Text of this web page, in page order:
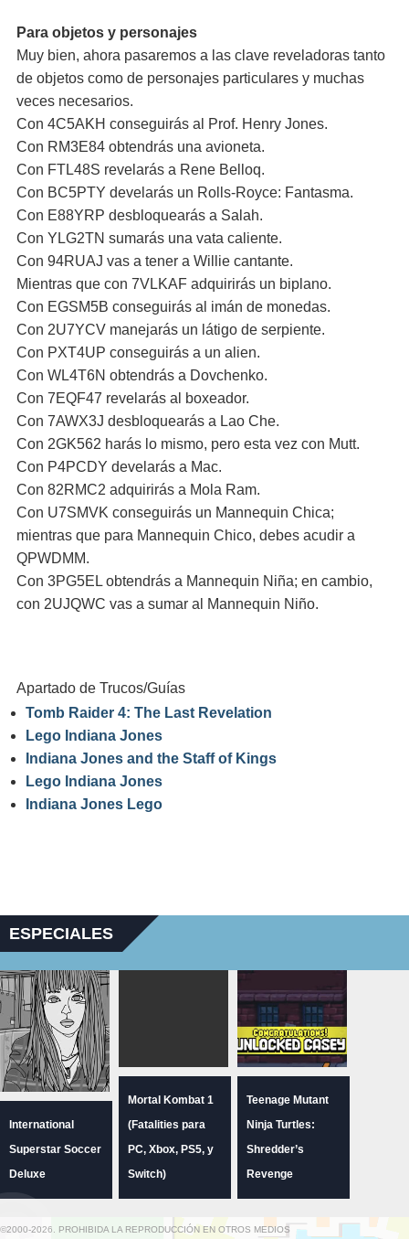
Para objetos y personajes
Muy bien, ahora pasaremos a las clave reveladoras tanto
de objetos como de personajes particulares y muchas
veces necesarios.
Con 4C5AKH conseguirás al Prof. Henry Jones.
Con RM3E84 obtendrás una avioneta.
Con FTL48S revelarás a Rene Belloq.
Con BC5PTY develarás un Rolls-Royce: Fantasma.
Con E88YRP desbloquearás a Salah.
Con YLG2TN sumarás una vata caliente.
Con 94RUAJ vas a tener a Willie cantante.
Mientras que con 7VLKAF adquirirás un biplano.
Con EGSM5B conseguirás al imán de monedas.
Con 2U7YCV manejarás un látigo de serpiente.
Con PXT4UP conseguirás a un alien.
Con WL4T6N obtendrás a Dovchenko.
Con 7EQF47 revelarás al boxeador.
Con 7AWX3J desbloquearás a Lao Che.
Con 2GK562 harás lo mismo, pero esta vez con Mutt.
Con P4PCDY develarás a Mac.
Con 82RMC2 adquirirás a Mola Ram.
Con U7SMVK conseguirás un Mannequin Chica;
mientras que para Mannequin Chico, debes acudir a
QPWDMM.
Con 3PG5EL obtendrás a Mannequin Niña; en cambio,
con 2UJQWC vas a sumar al Mannequin Niño.
Apartado de Trucos/Guías
Tomb Raider 4: The Last Revelation
Lego Indiana Jones
Indiana Jones and the Staff of Kings
Lego Indiana Jones
Indiana Jones Lego
ESPECIALES
International
Superstar Soccer
Deluxe
Mortal Kombat 1
(Fatalities para
PC, Xbox, PS5, y
Switch)
Teenage Mutant
Ninja Turtles:
Shredder’s
Revenge
©2000-2026. PROHIBIDA LA REPRODUCCIÓN EN OTROS MEDIOS